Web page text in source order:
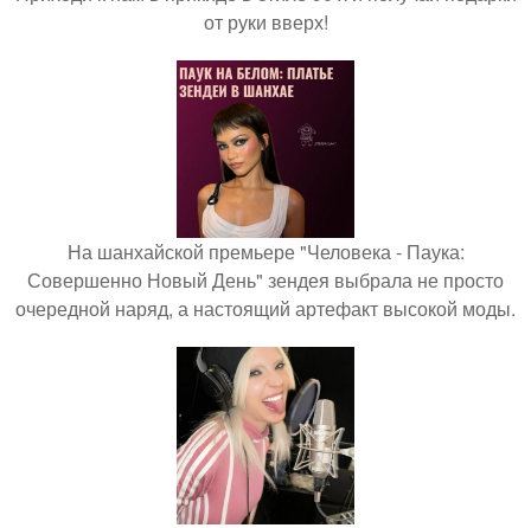
от руки вверх!
На шанхайской премьере "Человека - Паука:
Совершенно Новый День" зендея выбрала не просто
очередной наряд, а настоящий артефакт высокой моды.